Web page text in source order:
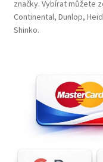
značky. Vybírat můžete
Continental, Dunlop,
Shinko.